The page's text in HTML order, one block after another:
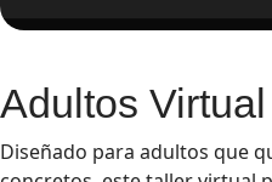
Adultos Virtual
Diseñado para adultos que